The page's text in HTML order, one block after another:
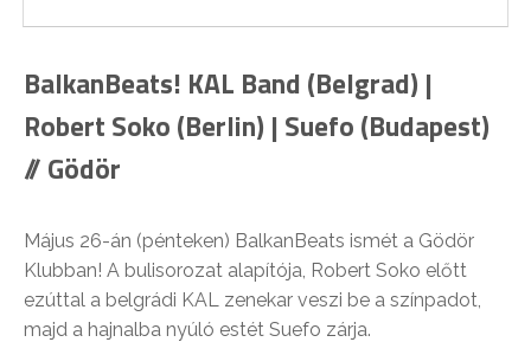
BalkanBeats! KAL Band (Belgrad) |
Robert Soko (Berlin) | Suefo (Budapest)
// Gödör
Május 26-án (pénteken) BalkanBeats ismét a Gödör
Klubban! A bulisorozat alapítója, Robert Soko előtt
ezúttal a belgrádi KAL zenekar veszi be a színpadot,
majd a hajnalba nyúló estét Suefo zárja.